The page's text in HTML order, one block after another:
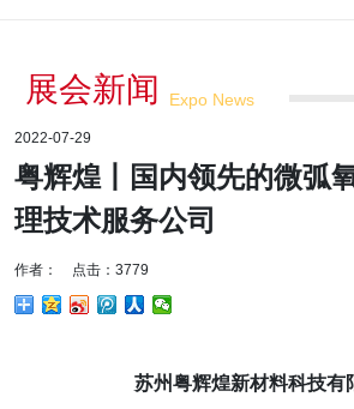
展会新闻 Expo News
2022-07-29
粤辉煌丨国内领先的微弧
理技术服务公司
作者： 点击：3779
苏州粤辉煌新材料科技有